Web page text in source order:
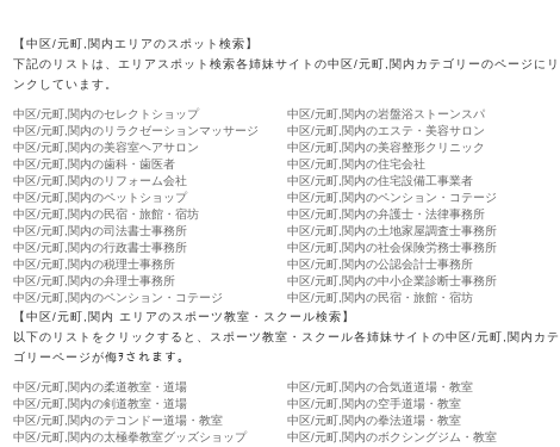
【中区/元町,関内エリアのスポット検索】
下記のリストは、エリアスポット検索各姉妹サイトの中区/元町,関内カテゴリーのページにリ
ンクしています。
中区/元町,関内のセレクトショップ
中区/元町,関内の岩盤浴ストーンスパ
中区/元町,関内のリラクゼーションマッサージ
中区/元町,関内のエステ・美容サロン
中区/元町,関内の美容室ヘアサロン
中区/元町,関内の美容整形クリニック
中区/元町,関内の歯科・歯医者
中区/元町,関内の住宅会社
中区/元町,関内のリフォーム会社
中区/元町,関内の住宅設備工事業者
中区/元町,関内のペットショップ
中区/元町,関内のペンション・コテージ
中区/元町,関内の民宿・旅館・宿坊
中区/元町,関内の弁護士・法律事務所
中区/元町,関内の司法書士事務所
中区/元町,関内の土地家屋調査士事務所
中区/元町,関内の行政書士事務所
中区/元町,関内の社会保険労務士事務所
中区/元町,関内の税理士事務所
中区/元町,関内の公認会計士事務所
中区/元町,関内の弁理士事務所
中区/元町,関内の中小企業診断士事務所
中区/元町,関内のペンション・コテージ
中区/元町,関内の民宿・旅館・宿坊
【中区/元町,関内 エリアのスポーツ教室・スクール検索】
以下のリストをクリックすると、スポーツ教室・スクール各姉妹サイトの中区/元町,関内カテ
ゴリーページが侮ｦされます。
中区/元町,関内の柔道教室・道場
中区/元町,関内の合気道道場・教室
中区/元町,関内の剣道教室・道場
中区/元町,関内の空手道場・教室
中区/元町,関内のテコンドー道場・教室
中区/元町,関内の拳法道場・教室
中区/元町,関内の太極拳教室グッズショップ
中区/元町,関内のボクシングジム・教室